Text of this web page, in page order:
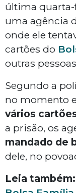
última quarta-
uma agência
onde ele
cartões do
outras
Segundo a
no momento
vários
a prisão, os
mandado de
dele, no
Leia também: